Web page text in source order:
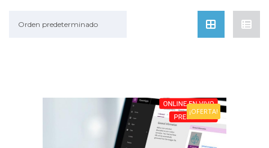
Orden predeterminado
¡OFERTA!